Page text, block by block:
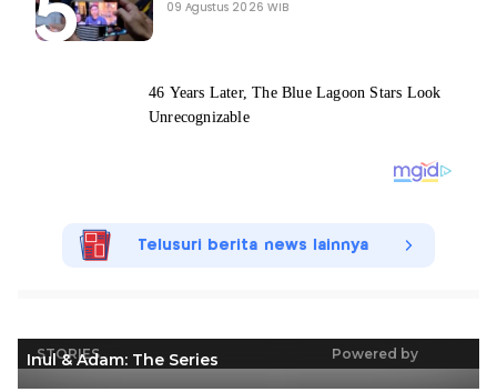
09 Agustus 2026 WIB
Telusuri berita news lainnya